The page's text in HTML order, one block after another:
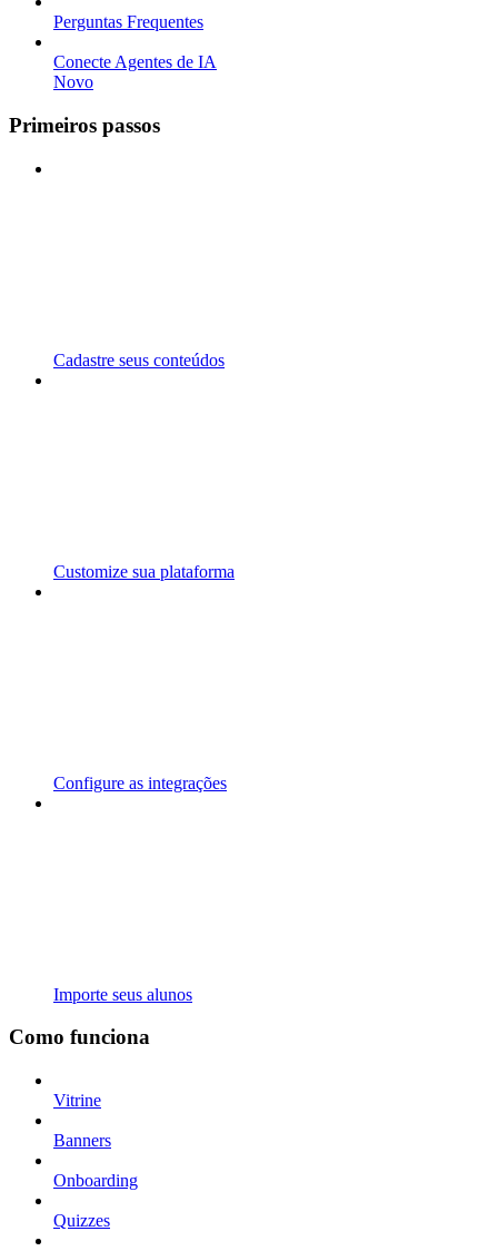
Perguntas Frequentes
Conecte Agentes de IA
Novo
Primeiros passos
Cadastre seus conteúdos
Customize sua plataforma
Configure as integrações
Importe seus alunos
Como funciona
Vitrine
Banners
Onboarding
Quizzes